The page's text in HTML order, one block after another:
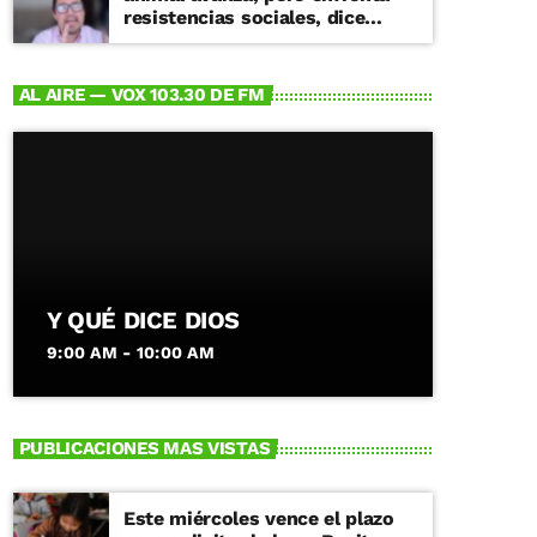
resistencias sociales, dice
especialista
AL AIRE — VOX 103.30 DE FM
Y QUÉ DICE DIOS
9:00 AM - 10:00 AM
PUBLICACIONES MAS VISTAS
Este miércoles vence el plazo